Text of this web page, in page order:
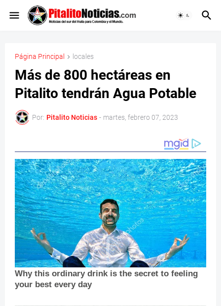
Página Principal locales
Más de 800 hectáreas en
Pitalito tendrán Agua Potable
Por: Pitalito Noticias - martes, febrero 07, 2023